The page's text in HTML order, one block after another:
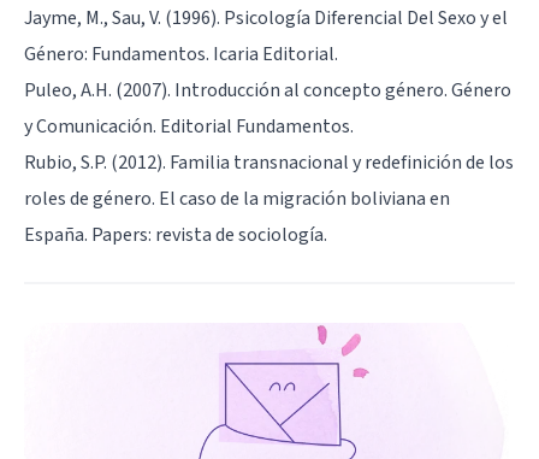
Jayme, M., Sau, V. (1996). Psicología Diferencial Del Sexo y el
Género: Fundamentos. Icaria Editorial.
Puleo, A.H. (2007). Introducción al concepto género. Género
y Comunicación. Editorial Fundamentos.
Rubio, S.P. (2012). Familia transnacional y redefinición de los
roles de género. El caso de la migración boliviana en
España. Papers: revista de sociología.